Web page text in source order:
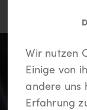
In
etwas.
Deine
Route
hast, kannst
Wir nutzen
Einige von
andere uns
Erfahrung